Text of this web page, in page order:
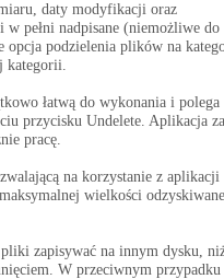
daty modyfikacji oraz
pełni nadpisane (niemożliwe do
opcja podzielenia plików na
kategorii.
łatwą do wykonania i polega
przycisku Undelete. Aplikacja
pracę.
na korzystanie z aplikacji
wielkości
zapisywać na innym dysku,
W przeciwnym przypadku